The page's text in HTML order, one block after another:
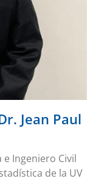
Jean Paul
e Ingeniero Civil
de la UV